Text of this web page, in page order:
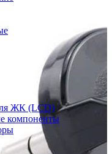
ЖК (LCD)
компоненты